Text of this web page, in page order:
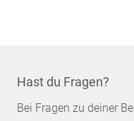
Hast du Fragen?
Bei Fragen zu deiner